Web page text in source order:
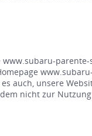
auch, unsere
nicht zur